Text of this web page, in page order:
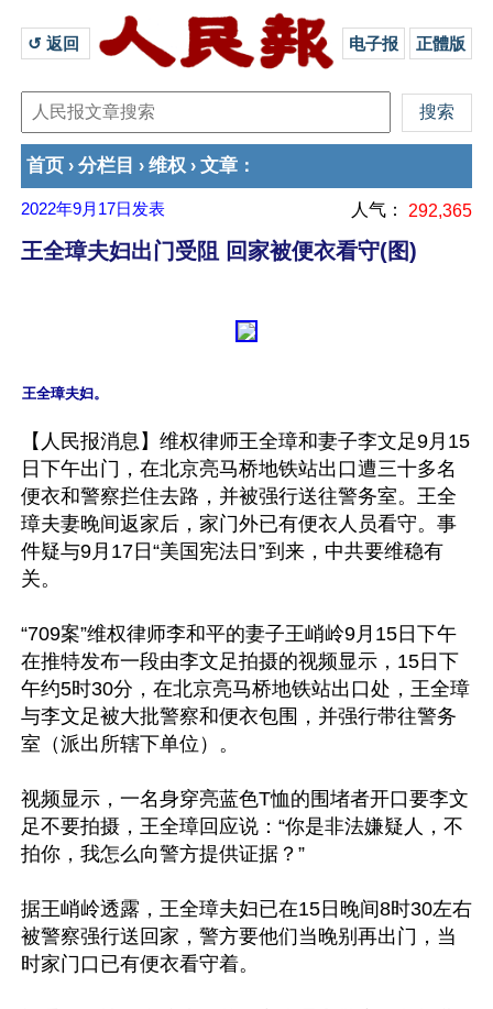
↺ 返回 电子报 正體版
首页 › 分栏目 › 维权 › 文章 ：
2022年9月17日 发表 人气： 292,365
王全璋夫妇出门受阻 回家被便衣看守(图)
【人民报消息】维权律师王全璋和妻子李文足9月15
日下午出门，在北京亮马桥地铁站出口遭三十多名
便衣和警察拦住去路，并被强行送往警务室。王全
璋夫妻晚间返家后，家门外已有便衣人员看守。事
件疑与9月17日“美国宪法日”到来，中共要维稳有
关。
“709案”维权律师李和平的妻子王峭岭9月15日下午
在推特发布一段由李文足拍摄的视频显示，15日下
午约5时30分，在北京亮马桥地铁站出口处，王全璋
与李文足被大批警察和便衣包围，并强行带往警务
室（派出所辖下单位）。
视频显示，一名身穿亮蓝色T恤的围堵者开口要李文
足不要拍摄，王全璋回应说：“你是非法嫌疑人，不
拍你，我怎么向警方提供证据？”
据王峭岭透露，王全璋夫妇已在15日晚间8时30左右
被警察强行送回家，警方要他们当晚别再出门，当
时家门口已有便衣看守着。